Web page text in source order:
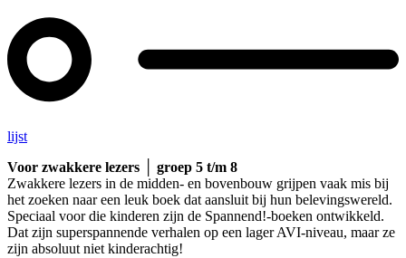
lijst
Voor zwakkere lezers │ groep 5 t/m 8
Zwakkere lezers in de midden- en bovenbouw grijpen vaak mis bij
het zoeken naar een leuk boek dat aansluit bij hun belevingswereld.
Speciaal voor die kinderen zijn de Spannend!-boeken ontwikkeld.
Dat zijn superspannende verhalen op een lager AVI-niveau, maar ze
zijn absoluut niet kinderachtig!